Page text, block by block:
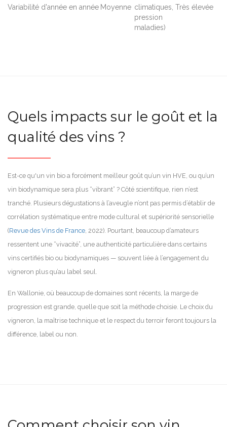
Variabilité d'année en année Moyenne climatiques,
pression
maladies)
Très élevée
Quels impacts sur le goût et la
qualité des vins ?
Est-ce qu'un vin bio a forcément meilleur goût qu’un vin HVE, ou qu’un
vin biodynamique sera plus “vibrant” ? Côté scientifique, rien n’est
tranché. Plusieurs dégustations à l’aveugle n’ont pas permis d’établir de
corrélation systématique entre mode cultural et supériorité sensorielle
(Revue des Vins de France , 2022). Pourtant, beaucoup d’amateurs
ressentent une “vivacité”, une authenticité particulière dans certains
vins certifiés bio ou biodynamiques — souvent liée à l’engagement du
vigneron plus qu’au label seul.
En Wallonie, où beaucoup de domaines sont récents, la marge de
progression est grande, quelle que soit la méthode choisie. Le choix du
vigneron, la maîtrise technique et le respect du terroir feront toujours la
différence, label ou non.